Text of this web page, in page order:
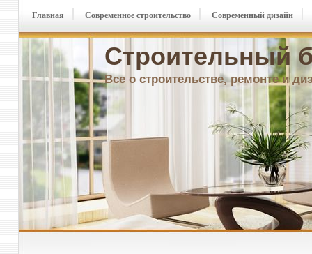
Строительный
Все о строительстве, ремонте и
Главная Современное строительство Современный дизайн